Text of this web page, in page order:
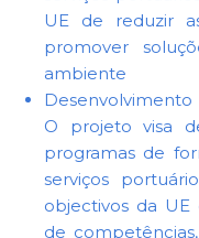
UE de reduzir
promover
ambiente
O projeto visa
programas de
serviços
objectivos da
de